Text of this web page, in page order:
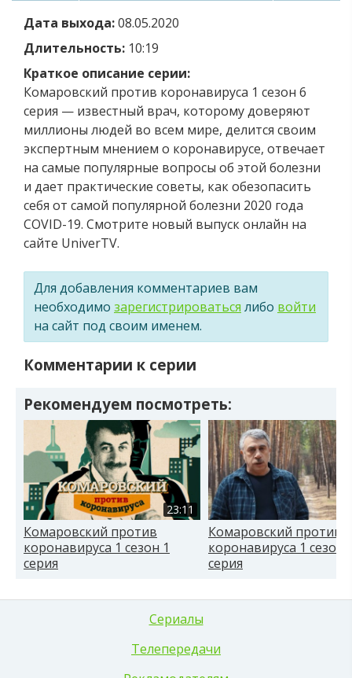
Дата выхода:08.05.2020
Длительность: 10:19
Краткое описание серии:
Комаровский против коронавируса 1 сезон 6
серия — известный врач, которому доверяют
миллионы людей во всем мире, делится своим
экспертным мнением о коронавирусе, отвечает
на самые популярные вопросы об этой болезни
и дает практические советы, как обезопасить
себя от самой популярной болезни 2020 года
COVID-19. Смотрите новый выпуск онлайн на
сайте UniverTV.
Для добавления комментариев вам
необходимо зарегистрироваться либо войти
на сайт под своим именем.
Комментарии к серии
Рекомендуем посмотреть:
23:11
Комаровский против
коронавируса 1 сезон 1
серия
Комаровский против
коронавируса 1 сезон
серия
Сериалы
Телепередачи